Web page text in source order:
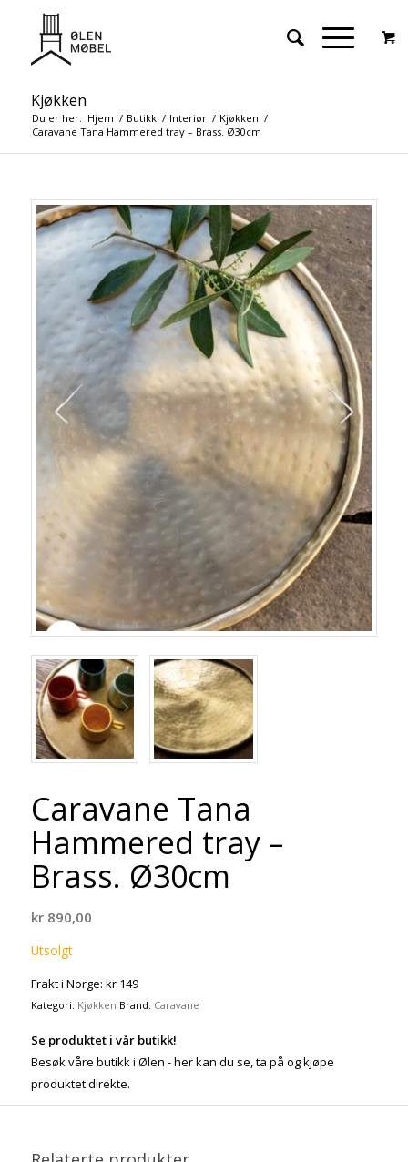
Kjøkken
Du er her: Hjem / Butikk / Interiør / Kjøkken /
Caravane Tana Hammered tray – Brass. Ø30cm
Caravane Tana
Hammered tray –
Brass. Ø30cm
kr890,00
Utsolgt
Frakt i Norge: kr 149
Kategori: Kjøkken Brand: Caravane
Se produktet i vår butikk!
Besøk våre butikk i Ølen - her kan du se, ta på og kjøpe
produktet direkte.